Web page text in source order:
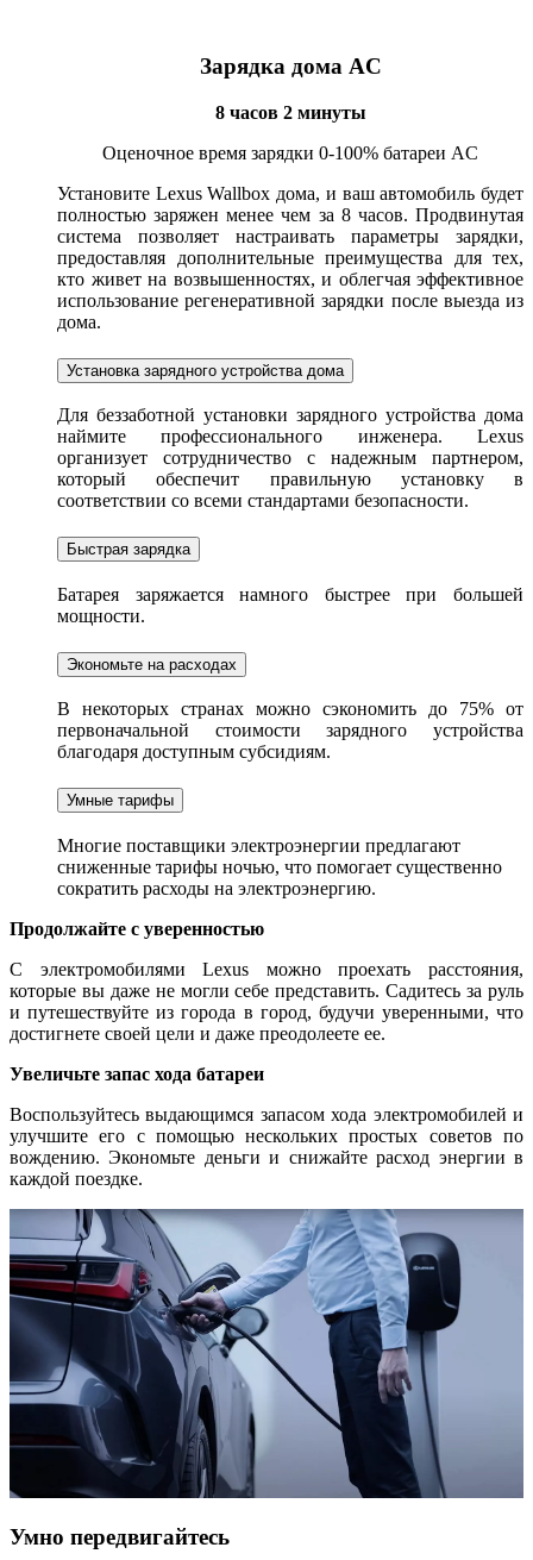
Зарядка дома AC
8 часов 2 минуты
Оценочное время зарядки 0-100% батареи AC
Установите Lexus Wallbox дома, и ваш автомобиль будет
полностью заряжен менее чем за 8 часов. Продвинутая
система позволяет настраивать параметры зарядки,
предоставляя дополнительные преимущества для тех,
кто живет на возвышенностях, и облегчая эффективное
использование регенеративной зарядки после выезда из
дома.
Установка зарядного устройства дома
Для беззаботной установки зарядного устройства дома
наймите профессионального инженера. Lexus
организует сотрудничество с надежным партнером,
который обеспечит правильную установку в
соответствии со всеми стандартами безопасности.
Быстрая зарядка
Батарея заряжается намного быстрее при большей
мощности.
Экономьте на расходах
В некоторых странах можно сэкономить до 75% от
первоначальной стоимости зарядного устройства
благодаря доступным субсидиям.
Умные тарифы
Многие поставщики электроэнергии предлагают
сниженные тарифы ночью, что помогает существенно
сократить расходы на электроэнергию.
Продолжайте с уверенностью
С электромобилями Lexus можно проехать расстояния,
которые вы даже не могли себе представить. Садитесь за руль
и путешествуйте из города в город, будучи уверенными, что
достигнете своей цели и даже преодолеете ее.
Увеличьте запас хода батареи
Воспользуйтесь выдающимся запасом хода электромобилей и
улучшите его с помощью нескольких простых советов по
вождению. Экономьте деньги и снижайте расход энергии в
каждой поездке.
Умно передвигайтесь